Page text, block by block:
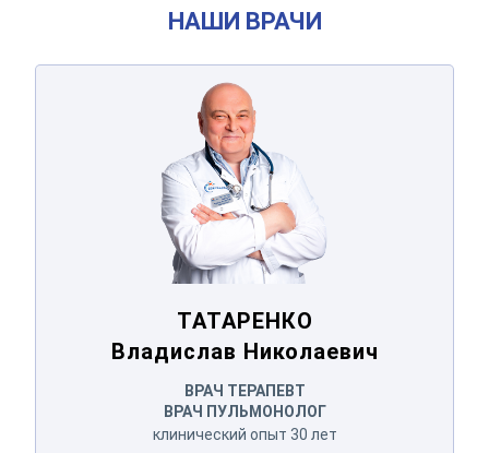
НАШИ ВРАЧИ
ТАТАРЕНКО
Владислав Николаевич
ТАТАРЕНКО
Владислав Николаевич
ВРАЧ ТЕРАПЕВТ
ВРАЧ ПУЛЬМОНОЛОГ
клинический опыт 30 лет